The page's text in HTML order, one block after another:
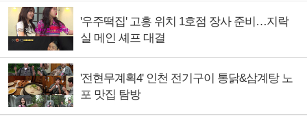
'우주떡집' 고흥 위치 1호점 장사 준비…지락
실 메인 셰프 대결
'전현무계획4' 인천 전기구이 통닭&삼계탕 노
포 맛집 탐방